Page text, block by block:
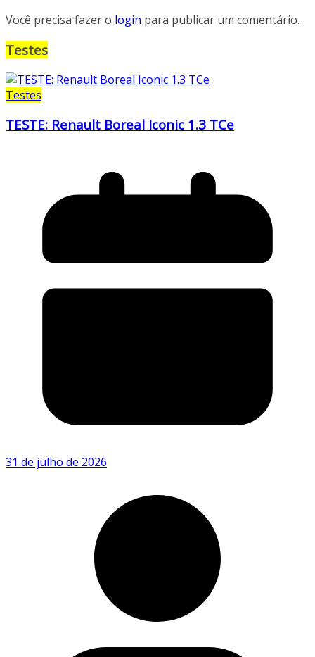
Você precisa fazer o login para publicar um comentário.
Testes
Testes
TESTE: Renault Boreal Iconic 1.3 TCe
31 de julho de 2026